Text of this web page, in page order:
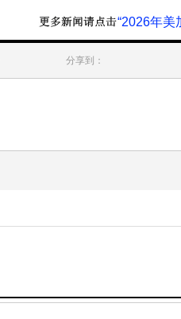
“2026年美
分享到：